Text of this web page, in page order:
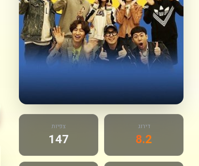
דירוג
8.2
צפיות
147